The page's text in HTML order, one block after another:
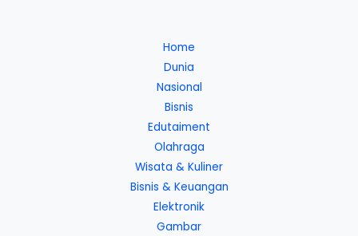
Home
Dunia
Nasional
Bisnis
Edutaiment
Olahraga
Wisata & Kuliner
Bisnis & Keuangan
Elektronik
Gambar